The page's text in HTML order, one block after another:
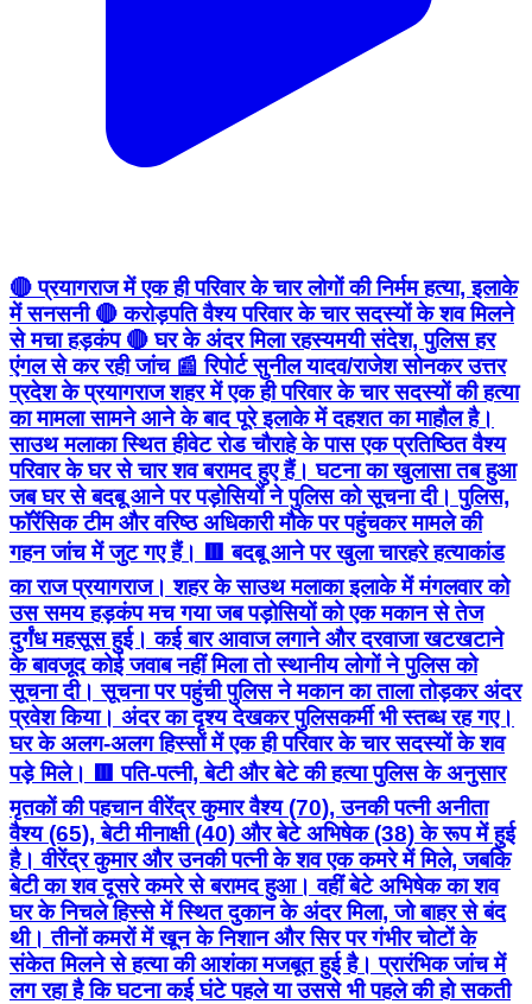
🔴 प्रयागराज में एक ही परिवार के चार लोगों की निर्मम हत्या, इलाके
में सनसनी 🔴 करोड़पति वैश्य परिवार के चार सदस्यों के शव मिलने
से मचा हड़कंप 🔴 घर के अंदर मिला रहस्यमयी संदेश, पुलिस हर
एंगल से कर रही जांच 📰 रिपोर्ट सुनील यादव/राजेश सोनकर उत्तर
प्रदेश के प्रयागराज शहर में एक ही परिवार के चार सदस्यों की हत्या
का मामला सामने आने के बाद पूरे इलाके में दहशत का माहौल है।
साउथ मलाका स्थित हीवेट रोड चौराहे के पास एक प्रतिष्ठित वैश्य
परिवार के घर से चार शव बरामद हुए हैं। घटना का खुलासा तब हुआ
जब घर से बदबू आने पर पड़ोसियों ने पुलिस को सूचना दी। पुलिस,
फॉरेंसिक टीम और वरिष्ठ अधिकारी मौके पर पहुंचकर मामले की
गहन जांच में जुट गए हैं। 🟥 बदबू आने पर खुला चारहरे हत्याकांड
का राज प्रयागराज। शहर के साउथ मलाका इलाके में मंगलवार को
उस समय हड़कंप मच गया जब पड़ोसियों को एक मकान से तेज
दुर्गंध महसूस हुई। कई बार आवाज लगाने और दरवाजा खटखटाने
के बावजूद कोई जवाब नहीं मिला तो स्थानीय लोगों ने पुलिस को
सूचना दी। सूचना पर पहुंची पुलिस ने मकान का ताला तोड़कर अंदर
प्रवेश किया। अंदर का दृश्य देखकर पुलिसकर्मी भी स्तब्ध रह गए।
घर के अलग-अलग हिस्सों में एक ही परिवार के चार सदस्यों के शव
पड़े मिले। 🟥 पति-पत्नी, बेटी और बेटे की हत्या पुलिस के अनुसार
मृतकों की पहचान वीरेंद्र कुमार वैश्य (70), उनकी पत्नी अनीता
वैश्य (65), बेटी मीनाक्षी (40) और बेटे अभिषेक (38) के रूप में हुई
है। वीरेंद्र कुमार और उनकी पत्नी के शव एक कमरे में मिले, जबकि
बेटी का शव दूसरे कमरे से बरामद हुआ। वहीं बेटे अभिषेक का शव
घर के निचले हिस्से में स्थित दुकान के अंदर मिला, जो बाहर से बंद
थी। तीनों कमरों में खून के निशान और सिर पर गंभीर चोटों के
संकेत मिलने से हत्या की आशंका मजबूत हुई है। प्रारंभिक जांच में
लग रहा है कि घटना कई घंटे पहले या उससे भी पहले की हो सकती